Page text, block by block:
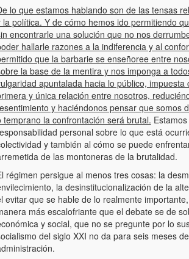
lo que estamos hablando son de las tensas
la política. Y de cómo hemos ido permitiendo
encontrarle una solución que no nos
hallarle razones a la indiferencia y al
que la barbarie se enseñoree entre
la base de la mentira y nos imponga a
apuntalada hacia lo público, impuesta
y única relación entre nosotros,
y haciéndonos pensar que somos
temprano la confrontación será brutal.
personal sobre lo que está
y también al cómo se puede
de las montoneras de la brutalidad.
régimen persigue al menos tres cosas: la
la desinstitucionalización de la
evitar que se hable de lo realmente
más escalofriante que el debate se de
y social, que no se pregunte por lo
del siglo XXI no da para seis meses